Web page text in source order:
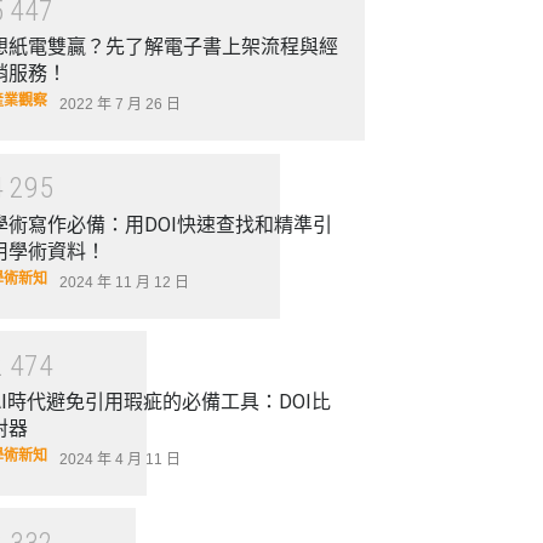
447
紙電雙贏？先了解電子書上架流程與經
服務！
業觀察 2022 年 7 月 26 日
295
術寫作必備：用DOI快速查找和精準引
學術資料！
術新知 2024 年 11 月 12 日
474
時代避免引用瑕疵的必備工具：DOI比
器
術新知 2024 年 4 月 11 日